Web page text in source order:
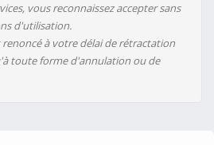
vous reconnaissez accepter sans
d'utilisation.
à votre délai de rétractation
toute forme d'annulation ou de